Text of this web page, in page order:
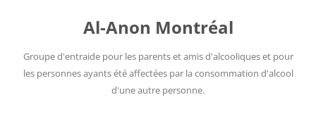
Al-Anon Montréal
Groupe d'entraide pour les parents et amis d'alcooliques et pour
les personnes ayants été affectées par la consommation d'alcool
d'une autre personne.